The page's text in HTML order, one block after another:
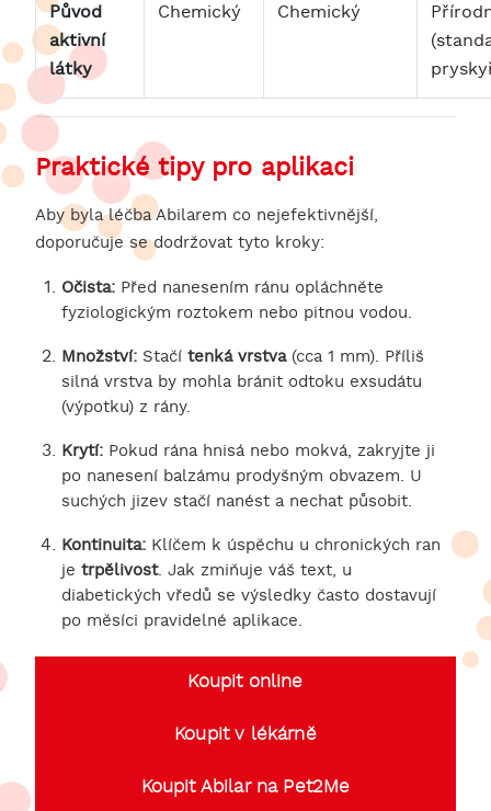
Původ
aktivní
látky
Chemický Chemický
Praktické tipy pro aplikaci
Aby byla léčba Abilarem co nejefektivnější,
doporučuje se dodržovat tyto kroky:
Očista: Před nanesením ránu opláchněte
fyziologickým roztokem nebo pitnou vodou.
Množství: Stačí tenká vrstva(cca 1 mm). Příliš
silná vrstva by mohla bránit odtoku exsudátu
(výpotku) z rány.
Krytí: Pokud rána hnisá nebo mokvá, zakryjte ji
po nanesení balzámu prodyšným obvazem. U
suchých jizev stačí nanést a nechat působit.
Kontinuita: Klíčem k úspěchu u chronických ran
je trpělivost. Jak zmiňuje váš text, u
diabetických vředů se výsledky často dostavují
po měsíci pravidelné aplikace.
Koupit online
Koupit v lékárně
Koupit Abilar na Pet2Me